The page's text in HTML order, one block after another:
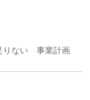
りない 事業計画